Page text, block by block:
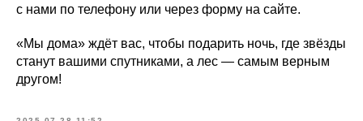
с нами по телефону или через форму на сайте.
«Мы дома» ждёт вас, чтобы подарить ночь, где звёзды
станут вашими спутниками, а лес — самым верным
другом!